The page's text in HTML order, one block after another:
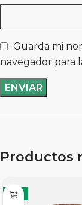
Guarda mi
navegador para
Productos
-11%